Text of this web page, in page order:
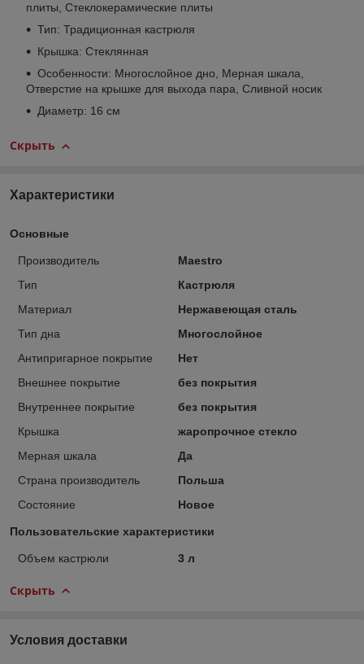
плиты, Стеклокерамические плиты
Тип: Традиционная кастрюля
Крышка: Стеклянная
Особенности: Многослойное дно, Мерная шкала,
Отверстие на крышке для выхода пара, Сливной носик
Диаметр: 16 см
Скрыть
Характеристики
Основные
Производитель
Maestro
Тип
Кастрюля
Материал
Нержавеющая сталь
Тип дна
Многослойное
Антипригарное покрытие
Нет
Внешнее покрытие
без покрытия
Внутреннее покрытие
без покрытия
Крышка
жаропрочное стекло
Мерная шкала
Да
Страна производитель
Польша
Состояние
Новое
Пользовательские характеристики
Объем кастрюли 3 л
Скрыть
Условия доставки